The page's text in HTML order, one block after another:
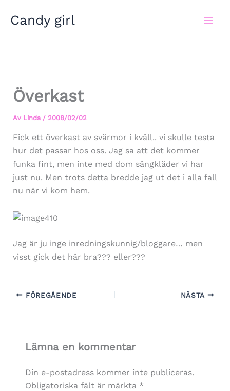
Candy girl
Överkast
Av Linda / 2008/02/02
Fick ett överkast av svärmor i kväll.. vi skulle testa
hur det passar hos oss. Jag sa att det kommer
funka fint, men inte med dom sängkläder vi har
just nu. Men trots detta bredde jag ut det i alla fall
nu när vi kom hem.
Jag är ju inge inredningskunnig/bloggare… men
visst gick det här bra??? eller???
FÖREGÅENDE NÄSTA
Lämna en kommentar
Din e-postadress kommer inte publiceras.
Obligatoriska fält är märkta *